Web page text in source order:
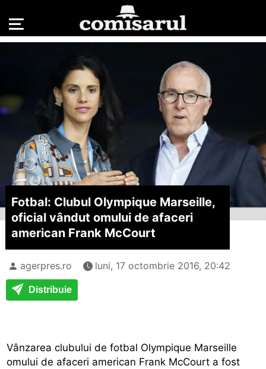
Fotbal: Clubul Olympique Marseille,
oficial vândut omului de afaceri
american Frank McCourt
agerpres.ro luni, 17 octombrie 2016, 20:42
Distribuie
Vânzarea clubului de fotbal Olympique Marseille
omului de afaceri american Frank McCourt a fost